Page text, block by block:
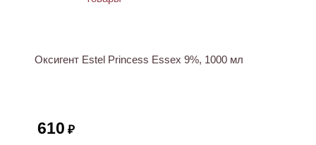
Оксигент Estel Princess Essex 9%, 1000 мл
610 ₽